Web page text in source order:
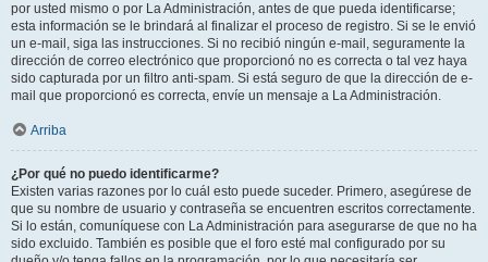
por usted mismo o por La Administración, antes de que pueda identificarse;
esta información se le brindará al finalizar el proceso de registro. Si se le envió
un e-mail, siga las instrucciones. Si no recibió ningún e-mail, seguramente la
dirección de correo electrónico que proporcionó no es correcta o tal vez haya
sido capturada por un filtro anti-spam. Si está seguro de que la dirección de e-
mail que proporcionó es correcta, envíe un mensaje a La Administración.
Arriba
¿Por qué no puedo identificarme?
Existen varias razones por lo cuál esto puede suceder. Primero, asegúrese de
que su nombre de usuario y contraseña se encuentren escritos correctamente.
Si lo están, comuníquese con La Administración para asegurarse de que no ha
sido excluido. También es posible que el foro esté mal configurado por su